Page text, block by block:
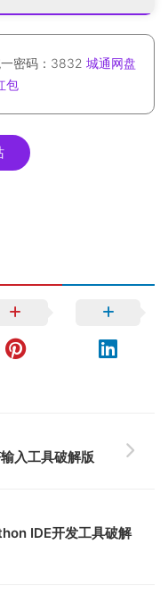
密码：3832 城通网盘
包
入工具破解版
IDE开发工具破解